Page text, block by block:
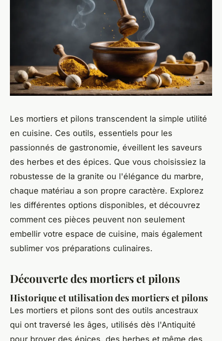
Les mortiers et pilons transcendent la simple utilité
en cuisine. Ces outils, essentiels pour les
passionnés de gastronomie, éveillent les saveurs
des herbes et des épices. Que vous choisissiez la
robustesse de la granite ou l'élégance du marbre,
chaque matériau a son propre caractère. Explorez
les différentes options disponibles, et découvrez
comment ces pièces peuvent non seulement
embellir votre espace de cuisine, mais également
sublimer vos préparations culinaires.
Découverte des mortiers et pilons
Historique et utilisation des mortiers et pilons
Les mortiers et pilons sont des outils ancestraux
qui ont traversé les âges, utilisés dès l'Antiquité
pour broyer des épices, des herbes et même des